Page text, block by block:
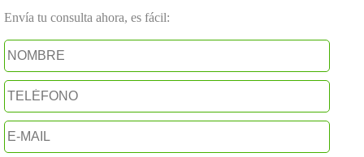
Envía tu consulta ahora, es fácil: